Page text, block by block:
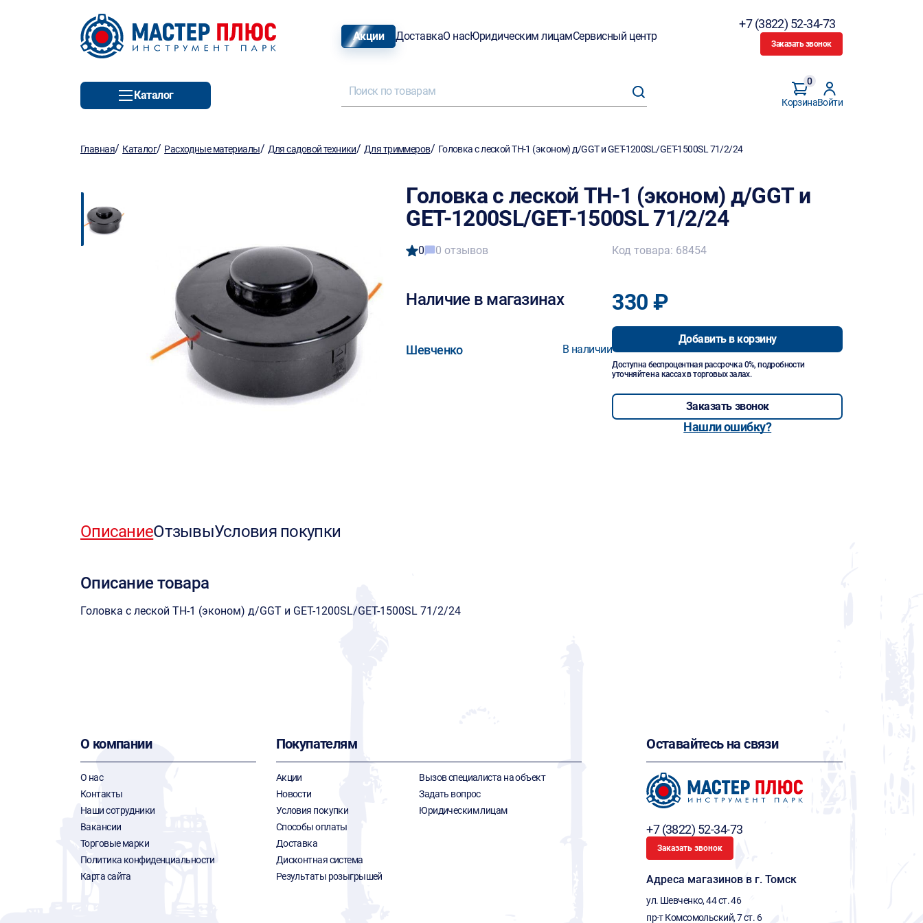
Акции ДоставкаО насЮридическим лицамСервисный центр
+7 (3822) 52-34-73
Заказать звонок
Каталог
Корзина
0
Войти
Главная/ Каталог/ Расходные материалы/ Для садовой техники/ Для триммеров/ Головка с леской TH-1 (эконом) д/GGT и GET-1200SL/GET-1500SL 71/2/24
Головка с леской TH-1 (эконом) д/GGT и
GET-1200SL/GET-1500SL 71/2/24
0 0 отзывов
Наличие в магазинах
Шевченко В наличии
Код товара: 68454
330 ₽
Добавить в корзину
Доступна беспроцентная рассрочка 0%, подробности
уточняйте на кассах в торговых залах.
Заказать звонок
Нашли ошибку?
ОписаниеОтзывыУсловия покупки
Описание товара
Головка с леской TH-1 (эконом) д/GGT и GET-1200SL/GET-1500SL 71/2/24
О компании
О нас
Контакты
Наши сотрудники
Вакансии
Торговые марки
Политика конфиденциальности
Карта сайта
Покупателям
Акции
Новости
Условия покупки
Способы оплаты
Доставка
Дисконтная система
Результаты розыгрышей
Вызов специалиста на объект
Задать вопрос
Юридическим лицам
Оставайтесь на связи
+7 (3822) 52-34-73
Заказать звонок
Адреса магазинов в г. Томск
ул. Шевченко, 44 ст. 46
пр-т Комсомольский, 7 ст. 6